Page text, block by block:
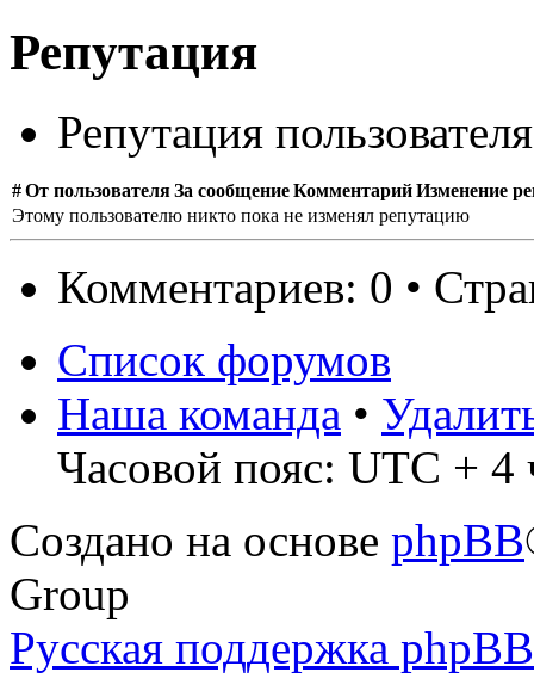
Репутация
Репутация
#От пользователяЗа сообщениеКомментарийИзменение
Этому пользователю никто пока не изменял репутацию
Комментариев: 0 •
Список форумов
Наша команда •
Часовой пояс: UTC + 4
Создано на основе phpBB
Group
Русская поддержка phpBB